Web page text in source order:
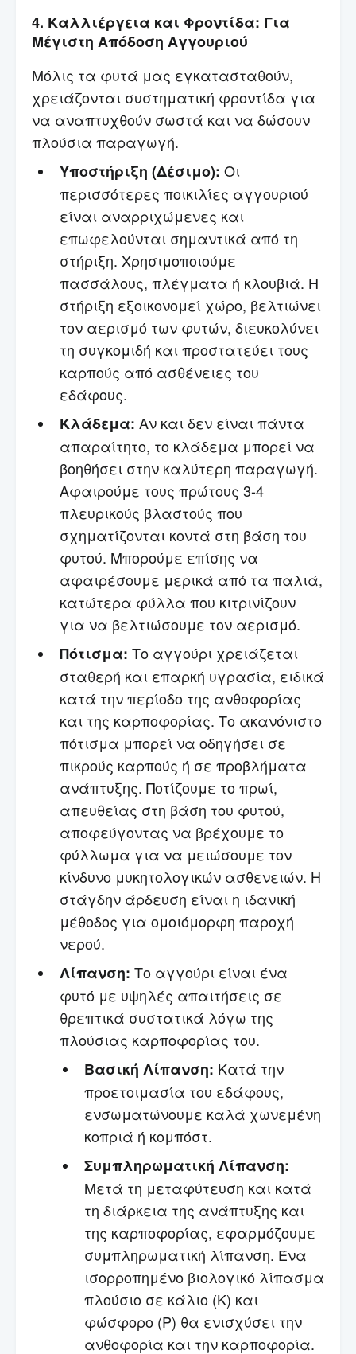
4. Καλλιέργεια και Φροντίδα: Για
Μέγιστη Απόδοση Αγγουριού
Μόλις τα φυτά μας εγκατασταθούν,
χρειάζονται συστηματική φροντίδα για
να αναπτυχθούν σωστά και να δώσουν
πλούσια παραγωγή.
Υποστήριξη (Δέσιμο): Οι
περισσότερες ποικιλίες αγγουριού
είναι αναρριχώμενες και
επωφελούνται σημαντικά από τη
στήριξη. Χρησιμοποιούμε
πασσάλους, πλέγματα ή κλουβιά. Η
στήριξη εξοικονομεί χώρο, βελτιώνει
τον αερισμό των φυτών, διευκολύνει
τη συγκομιδή και προστατεύει τους
καρπούς από ασθένειες του
εδάφους.
Κλάδεμα: Αν και δεν είναι πάντα
απαραίτητο, το κλάδεμα μπορεί να
βοηθήσει στην καλύτερη παραγωγή.
Αφαιρούμε τους πρώτους 3-4
πλευρικούς βλαστούς που
σχηματίζονται κοντά στη βάση του
φυτού. Μπορούμε επίσης να
αφαιρέσουμε μερικά από τα παλιά,
κατώτερα φύλλα που κιτρινίζουν
για να βελτιώσουμε τον αερισμό.
Πότισμα: Το αγγούρι χρειάζεται
σταθερή και επαρκή υγρασία, ειδικά
κατά την περίοδο της ανθοφορίας
και της καρποφορίας. Το ακανόνιστο
πότισμα μπορεί να οδηγήσει σε
πικρούς καρπούς ή σε προβλήματα
ανάπτυξης. Ποτίζουμε το πρωί,
απευθείας στη βάση του φυτού,
αποφεύγοντας να βρέχουμε το
φύλλωμα για να μειώσουμε τον
κίνδυνο μυκητολογικών ασθενειών. Η
στάγδην άρδευση είναι η ιδανική
μέθοδος για ομοιόμορφη παροχή
νερού.
Λίπανση: Το αγγούρι είναι ένα
φυτό με υψηλές απαιτήσεις σε
θρεπτικά συστατικά λόγω της
πλούσιας καρποφορίας του.
Βασική Λίπανση: Κατά την
προετοιμασία του εδάφους,
ενσωματώνουμε καλά χωνεμένη
κοπριά ή κομπόστ.
Συμπληρωματική Λίπανση:
Μετά τη μεταφύτευση και κατά
τη διάρκεια της ανάπτυξης και
της καρποφορίας, εφαρμόζουμε
συμπληρωματική λίπανση. Ένα
ισορροπημένο βιολογικό λίπασμα
πλούσιο σε κάλιο (Κ) και
φώσφορο (P) θα ενισχύσει την
ανθοφορία και την καρποφορία.